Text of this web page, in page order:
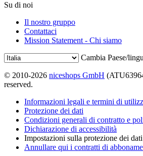
Su di noi
Il nostro gruppo
Contattaci
Mission Statement - Chi siamo
Cambia Paese/
© 2010-2026 niceshops GmbH
reserved.
Informazioni legali e termini di
Protezione dei dati
Condizioni generali di contratto e
Dichiarazione di accessibilità
Impostazioni sulla protezione dei dati
Annullare qui i contratti di